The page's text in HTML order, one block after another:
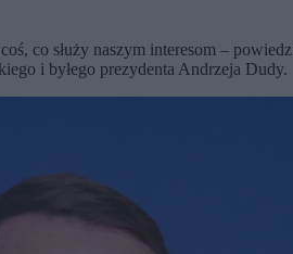
co służy naszym interesom –
i byłego prezydenta Andrzeja Dudy.